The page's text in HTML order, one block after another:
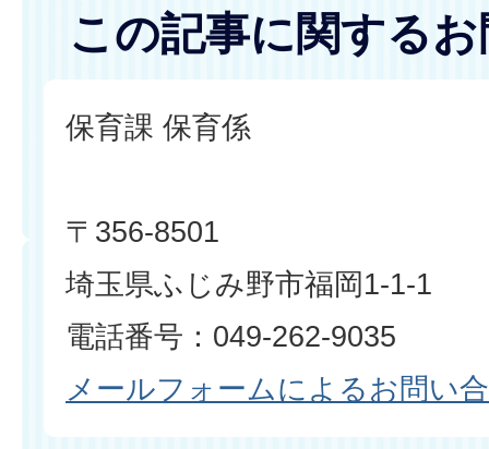
この記事に関する
保育課 保育係
〒356-8501
埼玉県ふじみ野市福岡1-1-1
電話番号：049-262-9035
メールフォームによるお問い